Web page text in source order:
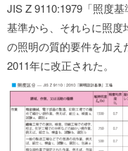
JIS Z 9110:1979「照度
基準から、それらに照
の照明の質的要件を加え
2011年に改正された。